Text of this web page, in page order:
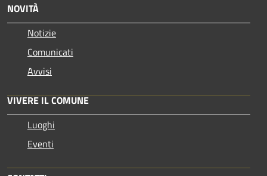
NOVITÀ
Notizie
Comunicati
Avvisi
VIVERE IL COMUNE
Luoghi
Eventi